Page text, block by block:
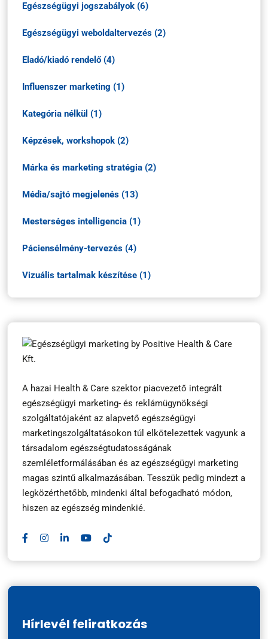
Egészségügyi jogszabályok (6)
Egészségügyi weboldaltervezés (2)
Eladó/kiadó rendelő (4)
Influenszer marketing (1)
Kategória nélkül (1)
Képzések, workshopok (2)
Márka és marketing stratégia (2)
Média/sajtó megjelenés (13)
Mesterséges intelligencia (1)
Páciensélmény-tervezés (4)
Vizuális tartalmak készítése (1)
A hazai Health & Care szektor piacvezető integrált
egészségügyi marketing- és reklámügynökségi
szolgáltatójaként az alapvető egészségügyi
marketingszolgáltatásokon túl elkötelezettek vagyunk a
társadalom egészségtudatosságának
szemléletformálásában és az egészségügyi marketing
magas szintű alkalmazásában. Tesszük pedig mindezt a
legközérthetőbb, mindenki által befogadható módon,
hiszen az egészség mindenkié.
Hírlevél feliratkozás